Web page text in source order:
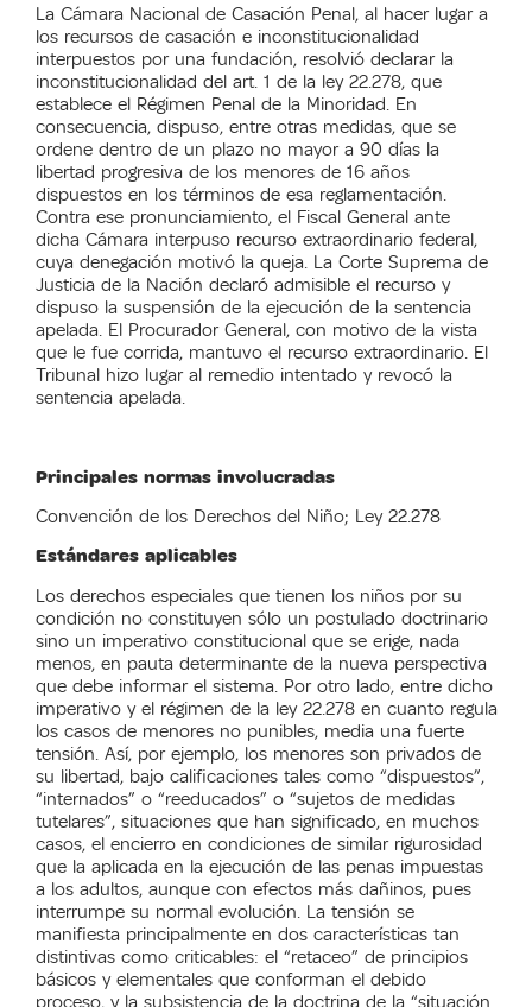
La Cámara Nacional de Casación Penal, al hacer lugar a
los recursos de casación e inconstitucionalidad
interpuestos por una fundación, resolvió declarar la
inconstitucionalidad del art. 1 de la ley 22.278, que
establece el Régimen Penal de la Minoridad. En
consecuencia, dispuso, entre otras medidas, que se
ordene dentro de un plazo no mayor a 90 días la
libertad progresiva de los menores de 16 años
dispuestos en los términos de esa reglamentación.
Contra ese pronunciamiento, el Fiscal General ante
dicha Cámara interpuso recurso extraordinario federal,
cuya denegación motivó la queja. La Corte Suprema de
Justicia de la Nación declaró admisible el recurso y
dispuso la suspensión de la ejecución de la sentencia
apelada. El Procurador General, con motivo de la vista
que le fue corrida, mantuvo el recurso extraordinario. El
Tribunal hizo lugar al remedio intentado y revocó la
sentencia apelada.
Principales normas involucradas
Convención de los Derechos del Niño; Ley 22.278
Estándares aplicables
Los derechos especiales que tienen los niños por su
condición no constituyen sólo un postulado doctrinario
sino un imperativo constitucional que se erige, nada
menos, en pauta determinante de la nueva perspectiva
que debe informar el sistema. Por otro lado, entre dicho
imperativo y el régimen de la ley 22.278 en cuanto regula
los casos de menores no punibles, media una fuerte
tensión. Así, por ejemplo, los menores son privados de
su libertad, bajo calificaciones tales como “dispuestos”,
“internados” o “reeducados” o “sujetos de medidas
tutelares”, situaciones que han significado, en muchos
casos, el encierro en condiciones de similar rigurosidad
que la aplicada en la ejecución de las penas impuestas
a los adultos, aunque con efectos más dañinos, pues
interrumpe su normal evolución. La tensión se
manifiesta principalmente en dos características tan
distintivas como criticables: el “retaceo” de principios
básicos y elementales que conforman el debido
proceso, y la subsistencia de la doctrina de la “situación